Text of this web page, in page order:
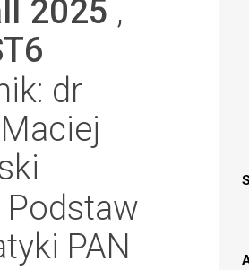
2025 ,
dr
PAN